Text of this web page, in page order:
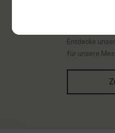
Entdecke
für unsere